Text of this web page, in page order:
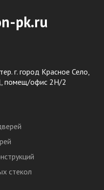
pk.ru
г. город Красное Село,
помещ/офис 2Н/2
стекол